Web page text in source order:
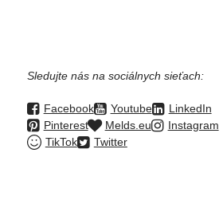
Sledujte nás na sociálnych sieťach:
Facebook Youtube
LinkedIn
Pinterest
Melds.eu
Instagram
TikTok
Twitter